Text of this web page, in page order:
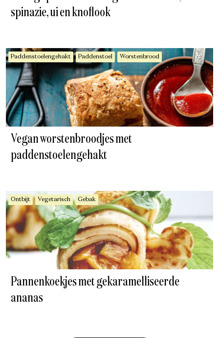
spinazie, ui en knoflook
Paddenstoelengehakt Paddenstoel Worstenbrood
Vegan worstenbroodjes met
paddenstoelengehakt
Ontbijt Vegetarisch Gebak
Pannenkoekjes met gekaramelliseerde
ananas